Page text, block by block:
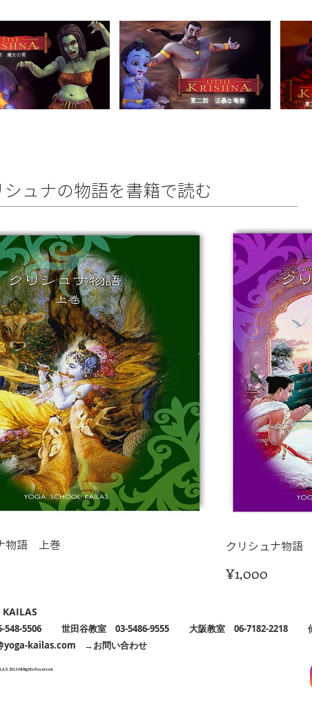
シュナの物語を書籍で読む
物語 上巻 クリシュナ物語
¥1,000
548-5506 世田谷教室 03-5486-9555 大阪教室 06-7182-2218 仙
kailas.com →お問い合わせ
2013 All Rights Reserved.